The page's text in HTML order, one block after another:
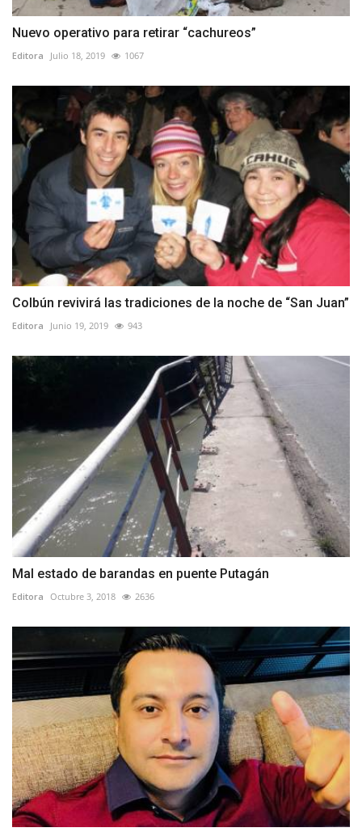
Nuevo operativo para retirar “cachureos”
Editora Julio 18, 2019 1067
Colbún revivirá las tradiciones de la noche de “San Juan”
Editora Junio 19, 2019 943
Mal estado de barandas en puente Putagán
Editora Octubre 3, 2018 2636